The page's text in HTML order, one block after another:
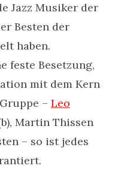
Jazz Musiker der
Besten der
haben.
feste Besetzung,
mit dem Kern
– Leo
Martin Thissen
– so ist jedes